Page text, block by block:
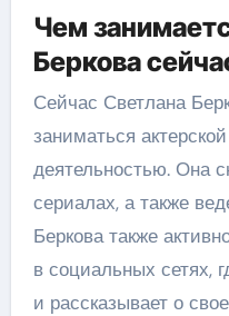
Чем
Беркова
Сейчас Светлана
заниматься
деятельностью. Она
сериалах, а также
Беркова также
в социальных сетях,
и рассказывает о